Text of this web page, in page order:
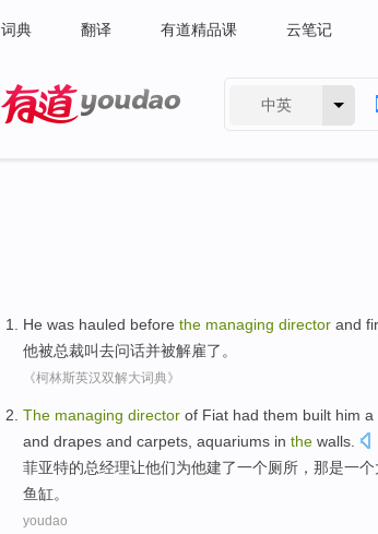
词典 翻译 有道精品课 云笔记
中英
He was hauled before the managing director and
他被总裁叫去问话并被解雇了。
《柯林斯英汉双解大词典》
The managing director of Fiat had them built him a
and drapes and carpets aquariums in the walls
菲亚特的总经理让他们为他建了一个厕所 ， 那是一个
鱼缸。
youdao